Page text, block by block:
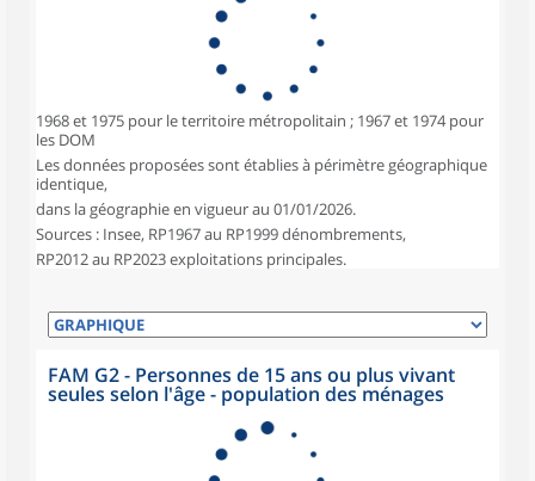
1968 et 1975 pour le territoire métropolitain ; 1967 et 1974 pour
les DOM
Les données proposées sont établies à périmètre géographique
identique,
dans la géographie en vigueur au 01/01/2026.
Sources : Insee, RP1967 au RP1999 dénombrements,
RP2012 au RP2023 exploitations principales.
FAM G2 - Personnes de 15 ans ou plus vivant
seules selon l'âge - population des ménages